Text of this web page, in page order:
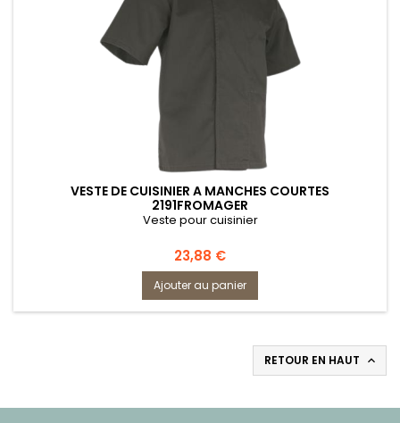
VESTE DE CUISINIER A MANCHES COURTES
2191FROMAGER
Veste pour cuisinier
Prix
23,88 €
Ajouter au panier
RETOUR EN HAUT 